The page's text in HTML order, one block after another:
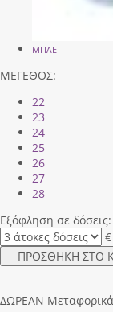
ΜΠΛΕ
ΜΕΓΕΘΟΣ:
22
23
24
25
26
27
28
Εξόφληση σε δόσεις:
€
ΠΡΟΣΘΗΚΗ ΣΤΟ
ΔΩΡΕΑΝ